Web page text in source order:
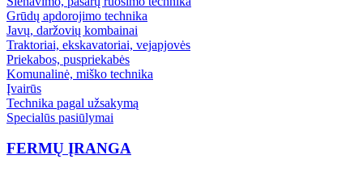
Grūdų apdorojimo technika
Javų, daržovių kombainai
Traktoriai, ekskavatoriai, vejapjovės
Priekabos, puspriekabės
Komunalinė, miško technika
Įvairūs
Technika pagal užsakymą
Specialūs pasiūlymai
FERMŲ ĮRANGA